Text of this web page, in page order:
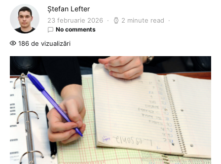
Ștefan Lefter
23 februarie 2026 2 minute read
No comments
186 de vizualizări